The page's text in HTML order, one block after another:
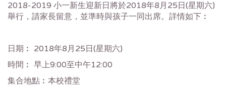
n
2018-2019 小一新生迎新日將於2018年8月25日(星期六)
舉行，請家長留意，並準時與孩子一同出席。詳情如下︰
日期︰ 2018年8月25日(星期六)
時間︰ 早上9:00至中午12:00
集合地點︰本校禮堂